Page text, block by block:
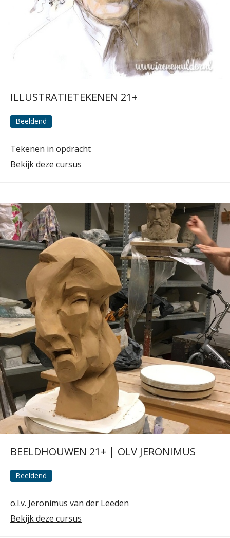
ILLUSTRATIETEKENEN 21+
Beeldend
Tekenen in opdracht
Bekijk deze cursus
BEELDHOUWEN 21+ | OLV JERONIMUS
Beeldend
o.l.v. Jeronimus van der Leeden
Bekijk deze cursus